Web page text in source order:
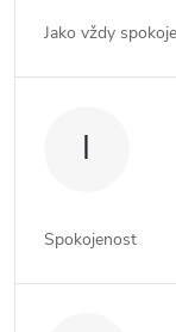
Jako vždy
I
Spokojenost